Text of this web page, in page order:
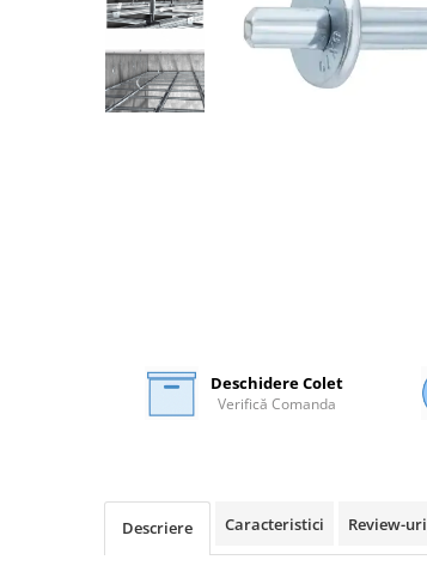
Plasă Tencuieli și Șape
Polistiren Expandat & Extrudat
Uși de Vizitare
Deschidere Colet
Verifică Comanda
Descriere Caracteristici Review-uri